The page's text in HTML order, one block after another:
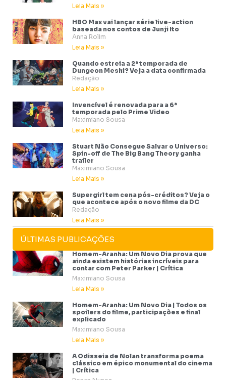
Leia Mais »
HBO Max vai lançar série live-action
baseada nos contos de Junji Ito
Anna Rolim
Leia Mais »
Quando estreia a 2ª temporada de
Dungeon Meshi? Veja a data confirmada
Redação
Leia Mais »
Invencível é renovada para a 6ª
temporada pelo Prime Video
Maximiano Sousa
Leia Mais »
Stuart Não Consegue Salvar o Universo:
Spin-off de The Big Bang Theory ganha
trailer
Maximiano Sousa
Leia Mais »
Supergirl tem cena pós-créditos? Veja o
que acontece após o novo filme da DC
Redação
Leia Mais »
ÚLTIMAS PUBLICAÇÕES
Homem-Aranha: Um Novo Dia prova que
ainda existem histórias incríveis para
contar com Peter Parker | Crítica
Maximiano Sousa
Leia Mais »
Homem-Aranha: Um Novo Dia | Todos os
spoilers do filme, participações e final
explicado
Maximiano Sousa
Leia Mais »
A Odisseia de Nolan transforma poema
clássico em épico monumental do cinema
| Crítica